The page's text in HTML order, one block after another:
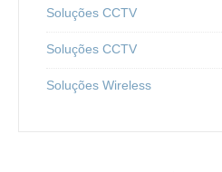
Soluções CCTV
Soluções CCTV
Soluções Wireless